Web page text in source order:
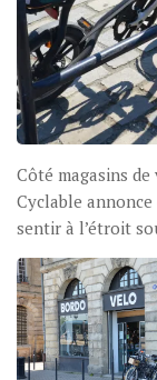
Côté magasins
Cyclable annonce
sentir à l’étroit